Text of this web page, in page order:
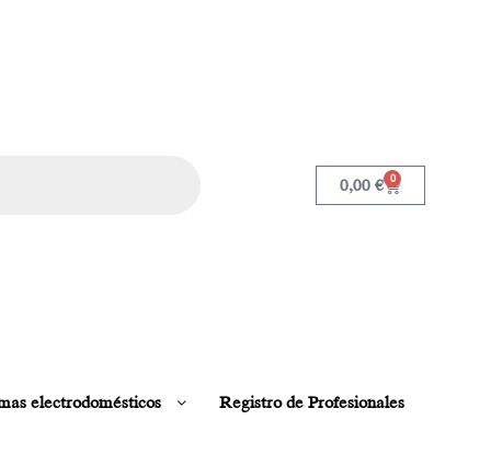
0,00€ 0
electrodomésticos Registro de Profesionales